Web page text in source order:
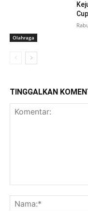
Olahraga
TINGGALKAN